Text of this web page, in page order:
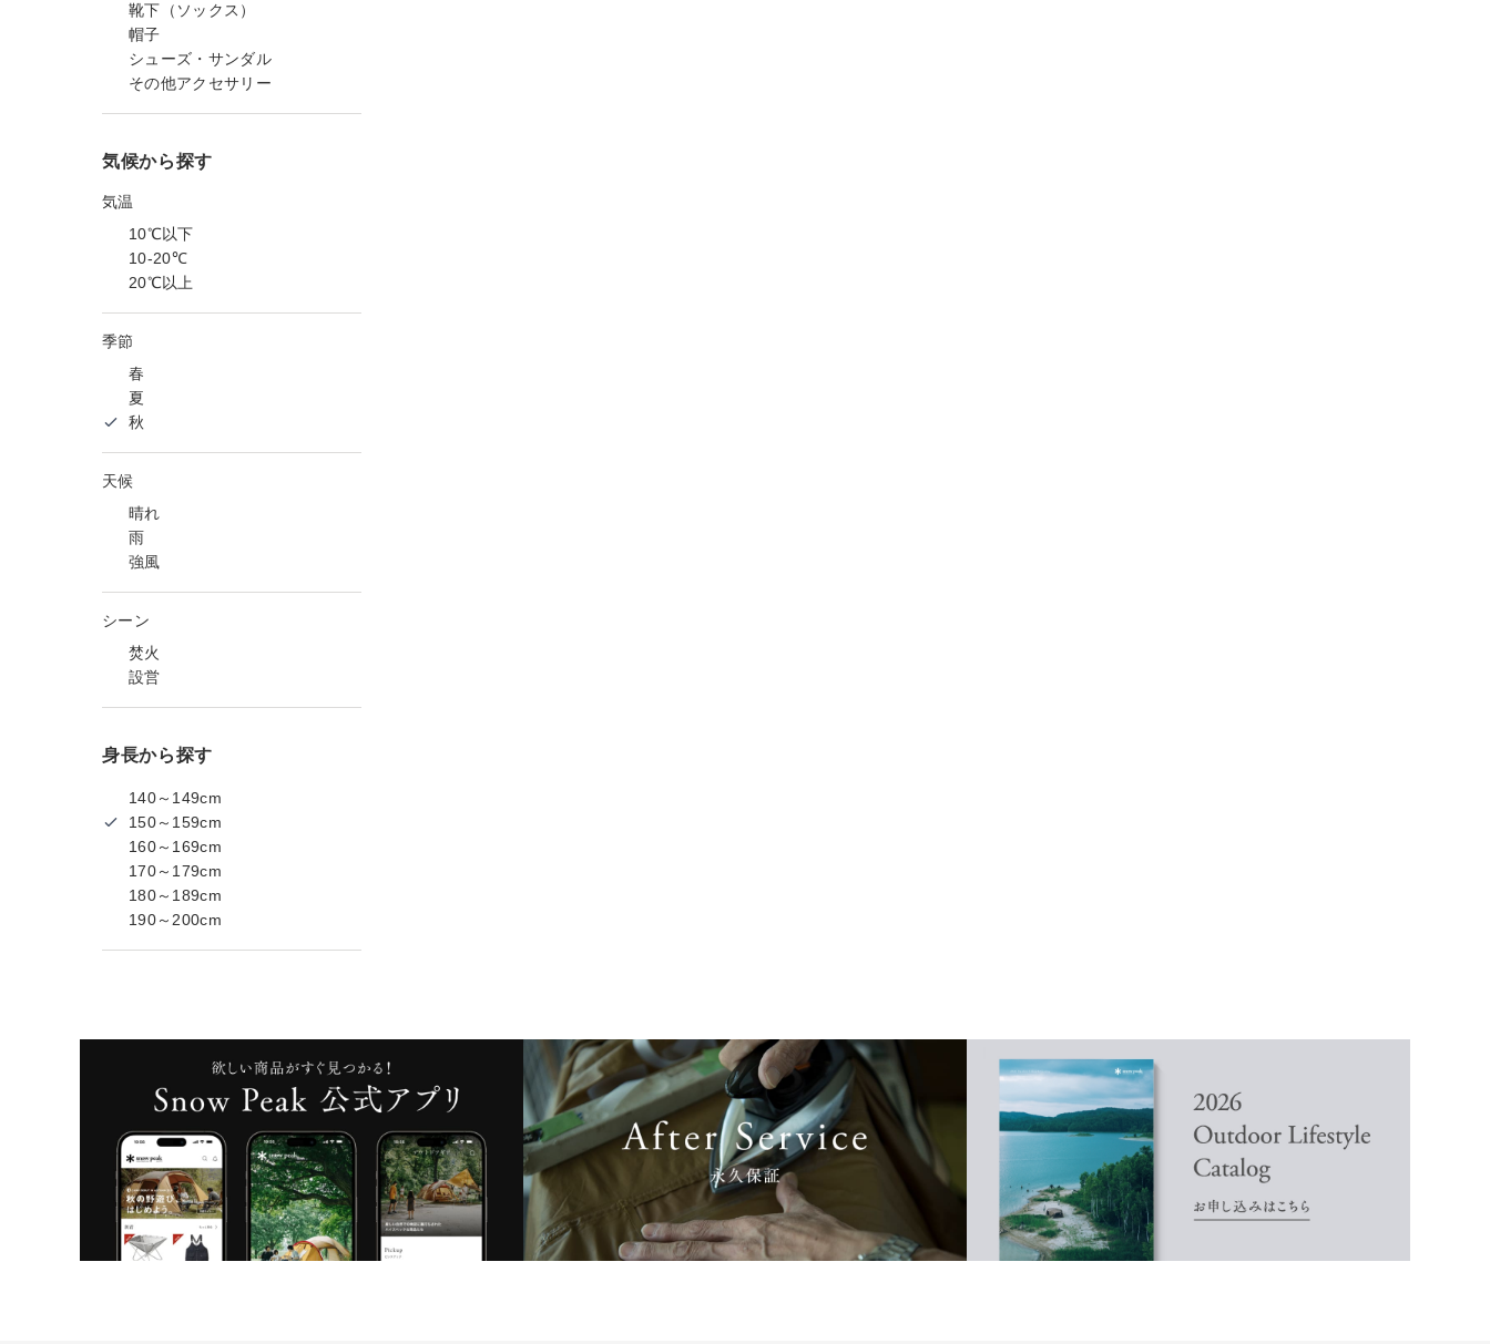
靴下（ソックス）
帽子
シューズ・サンダル
その他アクセサリー
気候から探す
気温
10℃以下
10-20℃
20℃以上
季節
春
夏
秋
天候
晴れ
雨
強風
シーン
焚火
設営
身長から探す
140～149cm
150～159cm
160～169cm
170～179cm
180～189cm
190～200cm